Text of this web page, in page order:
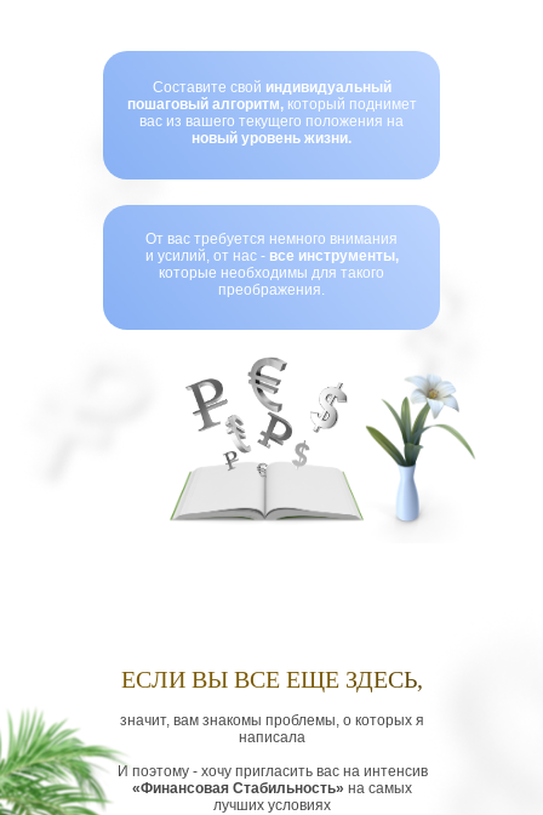
Составите свой индивидуальный
пошаговый алгоритм,который поднимет
вас из вашего текущего положения на
новый уровень жизни.
От вас требуется немного внимания
и усилий, от нас - все инструменты,
которые необходимы для такого
преображения.
значит, вам знакомы проблемы, о которых я
написала
И поэтому - хочу пригласить вас на интенсив
«Финансовая Стабильность» на самых
лучших условиях
ЕСЛИ ВЫ ВСЕ ЕЩЕ ЗДЕСЬ,